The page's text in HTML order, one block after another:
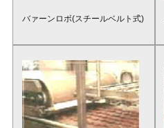
バァーンロボ(スチールベルト式)